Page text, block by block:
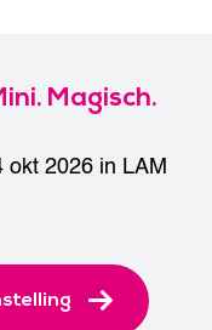
Magisch.
okt 2026 in LAM